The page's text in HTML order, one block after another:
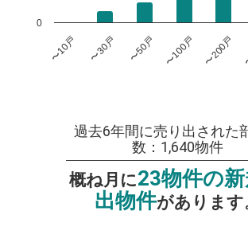
〜10戸 〜30戸 〜50戸 〜100戸 〜200戸
0
過去6年間に売り出された
数：1,640物件
概ね月に23物件の
出物件があります